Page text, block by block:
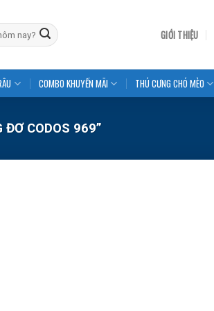
GIỚI THIỆU
COMBO KHUYẾN MÃI THÚ CƯNG CHÓ MÈO
CODOS 969”